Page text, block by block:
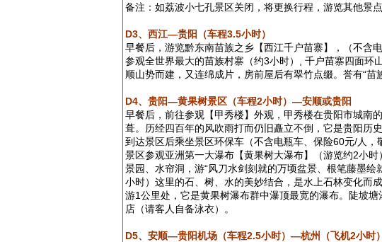
备注：如荔波小七孔景区关闭，将更换行程，游览其他景
D3、西江—贵阳（车程3.5小时）
早餐后，游览黔东南苗族之乡【西江千户苗寨】，（不含
参观全世界最大的苗族村寨（约3小时）, 千户苗寨四面环
顺山势而建，又连绵成片，房前屋后有翠竹点缀。誉有“苗
D4、贵阳—黄果树景区（车程2小时）—安顺或贵阳
早餐后，前往参观【甲秀楼】外观，甲秀楼在贵阳市城南
葺。历经四百年的风吹雨打而仍旧矗立不倒，它是贵阳历
到达景区后乘坐景区环保车（不含电瓶车、保险60元/人
景区参观亚洲第一大瀑布【黄果树大瀑布】（游览约2小
景园、水帘洞，游“风刀水剑刻就的万顷盆景、根笔藤墨
小时）这里的石、树、水的美妙结合，是水上石林变化而
游1公里处，它是黄果树瀑布群中瀑顶最宽的瀑布。陡坡
店（请客人自备泳衣）。
D5、安顺—贵阳机场（车程2.5小时）—杭州（飞机2小时）